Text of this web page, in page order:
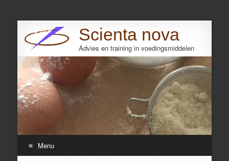
Scienta nova
Advies en training in voedingsmiddelen
Search
Menu